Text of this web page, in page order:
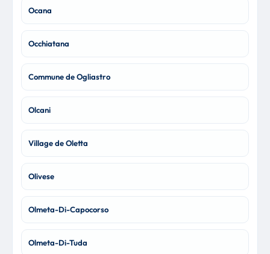
Ocana
Occhiatana
Commune de Ogliastro
Olcani
Village de Oletta
Olivese
Olmeta-Di-Capocorso
Olmeta-Di-Tuda